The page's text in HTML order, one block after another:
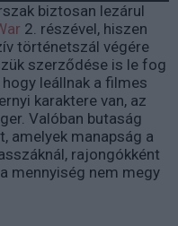
biztosan lezárul
2. részével, hiszen
történetszál végére
szerződése is le fog
leállnak a filmes
karaktere van, az
Valóban butaság
amelyek manapság a
rajongókként
mennyiség nem megy